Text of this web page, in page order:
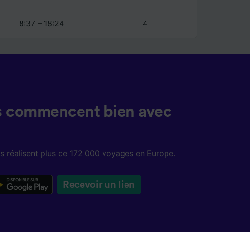
8:37 – 18:24 4
commencent bien avec
réalisent plus de 172 000 voyages en Europe.
Recevoir un lien